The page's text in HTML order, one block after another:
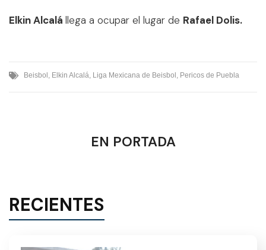
Elkin Alcalá llega a ocupar el lugar de Rafael Dolis.
Beisbol Elkin Alcalá Liga Mexicana de Beisbol Pericos de Puebla
EN PORTADA
RECIENTES